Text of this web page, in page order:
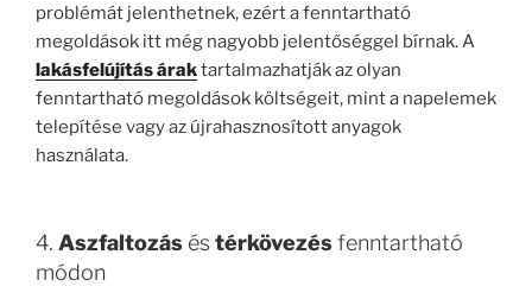
problémát jelenthetnek, ezért a fenntartható
megoldások itt még nagyobb jelentőséggel bírnak. A
lakásfelújítás áraktartalmazhatják az olyan
fenntartható megoldások költségeit, mint a napelemek
telepítése vagy az újrahasznosított anyagok
használata.
4. Aszfaltozás éstérkövezésfenntartható
módon